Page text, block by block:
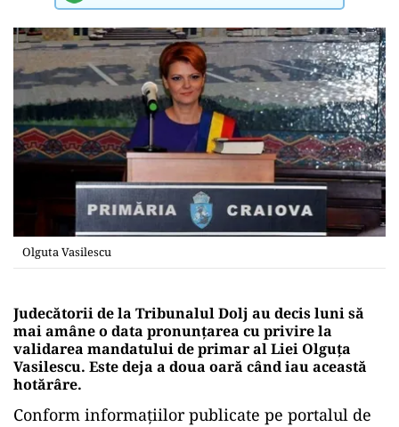
Olguta Vasilescu
Judecătorii de la Tribunalul Dolj au decis luni să
mai amâne o data pronunțarea cu privire la
validarea mandatului de primar al Liei Olguţa
Vasilescu. Este deja a doua oară când iau această
hotărâre.
Conform informațiilor publicate pe portalul de